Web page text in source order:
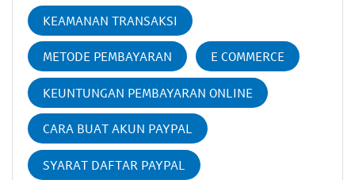
KEAMANAN TRANSAKSI
METODE PEMBAYARAN E COMMERCE
KEUNTUNGAN PEMBAYARAN ONLINE
CARA BUAT AKUN PAYPAL
SYARAT DAFTAR PAYPAL